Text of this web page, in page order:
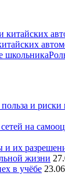
и риски
на
их
жизни
в учёбе